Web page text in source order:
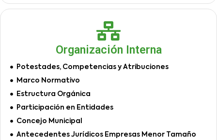
Organización Interna
Potestades, Competencias y Atribuciones
Marco Normativo
Estructura Orgánica
Participación en Entidades
Concejo Municipal
Antecedentes Jurídicos Empresas Menor Tamaño